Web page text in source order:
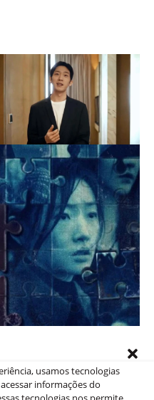
usamos tecnologias
informações do